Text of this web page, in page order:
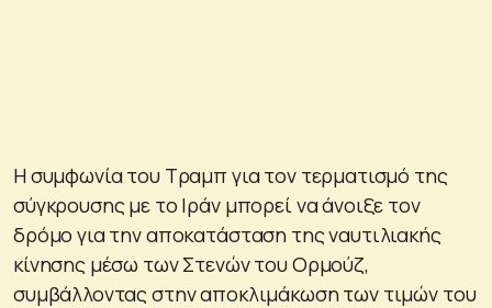
Η συμφωνία του Τραμπ για τον τερματισμό της
σύγκρουσης με το Ιράν μπορεί να άνοιξε τον
δρόμο για την αποκατάσταση της ναυτιλιακής
κίνησης μέσω των Στενών του Ορμούζ,
συμβάλλοντας στην αποκλιμάκωση των τιμών του